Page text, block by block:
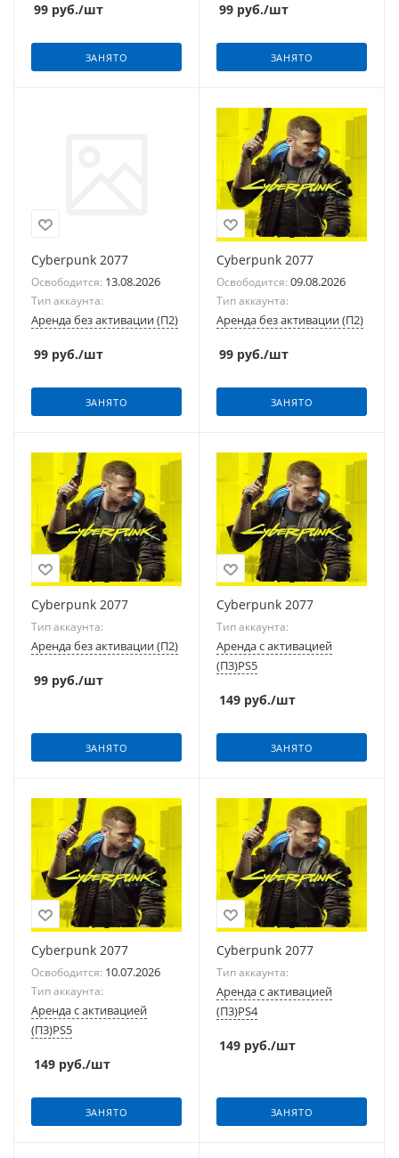
99 руб./шт
ЗАНЯТО
99 руб./шт
ЗАНЯТО
Cyberpunk 2077
Освободится: 13.08.2026
Тип аккаунта:
Аренда без активации (П2)
99 руб./шт
ЗАНЯТО
Cyberpunk 2077
Освободится: 09.08.2026
Тип аккаунта:
Аренда без активации (П2)
99 руб./шт
ЗАНЯТО
Cyberpunk 2077
Тип аккаунта:
Аренда без активации (П2)
99 руб./шт
ЗАНЯТО
Cyberpunk 2077
Тип аккаунта:
Аренда с активацией
(П3)PS5
149 руб./шт
ЗАНЯТО
Cyberpunk 2077
Освободится: 10.07.2026
Тип аккаунта:
Аренда с активацией
(П3)PS5
149 руб./шт
ЗАНЯТО
Cyberpunk 2077
Тип аккаунта:
Аренда с активацией
(П3)PS4
149 руб./шт
ЗАНЯТО